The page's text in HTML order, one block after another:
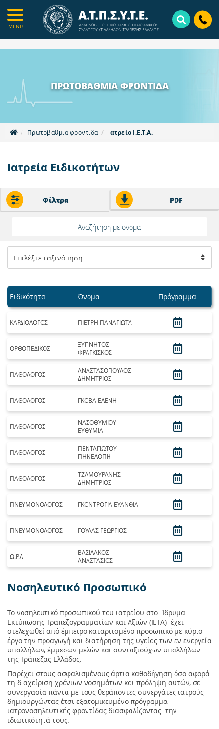
main
MENU
ΠΡΩΤΟΒΑΘΜΙΑΦΡΟΝΤΙΔΑ
Πρωτοβάθμια φροντίδα Ιατρείο Ι.Ε.Τ.Α.
Ιατρεία Ειδικοτήτων
Φίλτρα PDF
Ειδικότητα Όνομα Πρόγραμμα
ΚΑΡΔΙΟΛΟΓΟΣ ΠΙΕΤΡΗ ΠΑΝΑΓΙΩΤΑ
ΟΡΘΟΠΕΔΙΚΟΣ
ΞΥΠΝΗΤΟΣ
ΦΡΑΓΚΙΣΚΟΣ
ΠΑΘΟΛΟΓΟΣ
ΑΝΑΣΤΑΣΟΠΟΥΛΟΣ
ΔΗΜΗΤΡΙΟΣ
ΠΑΘΟΛΟΓΟΣ ΓΚΟΒΑ ΕΛΕΝΗ
ΠΑΘΟΛΟΓΟΣ
ΝΑΣΟΘΥΜΙΟΥ
ΕΥΘΥΜΙΑ
ΠΑΘΟΛΟΓΟΣ
ΠΕΝΤΑΓΙΩΤΟΥ
ΠΗΝΕΛΟΠΗ
ΠΑΘΟΛΟΓΟΣ
ΤΖΑΜΟΥΡΑΝΗΣ
ΔΗΜΗΤΡΙΟΣ
ΠΝΕΥΜΟΝΟΛΟΓΟΣ ΓΚΟΝΤΡΟΓΙΑ ΕΥΑΝΘΙΑ
ΠΝΕΥΜΟΝΟΛΟΓΟΣ ΓΟΥΛΑΣ ΓΕΩΡΓΙΟΣ
Ω.Ρ.Λ
ΒΑΣΙΛΑΚΟΣ
ΑΝΑΣΤΑΣΙΟΣ
Νοσηλευτικό Προσωπικό
Το νοσηλευτικό προσωπικού του ιατρείου στο Ίδρυμα
Εκτύπωσης Τραπεζογραμματίων και Αξιών (ΙΕΤΑ) έχει
στελεχωθεί από έμπειρο καταρτισμένο προσωπικό με κύριο
έργο την προαγωγή και διατήρηση της υγείας των εν ενεργεία
υπαλλήλων, έμμεσων μελών και συνταξιούχων υπαλλήλων
της Τράπεζας Ελλάδος.
Παρέχει στους ασφαλισμένους άρτια καθοδήγηση όσο αφορά
τη διαχείριση χρόνιων νοσημάτων και πρόληψη αυτών, σε
συνεργασία πάντα με τους θεράποντες συνεργάτες ιατρούς
δημιουργώντας έτσι εξατομικευμένο πρόγραμμα
ιατρονοσηλευτικής φροντίδας διασφαλίζοντας την
ιδιωτικότητά τους.